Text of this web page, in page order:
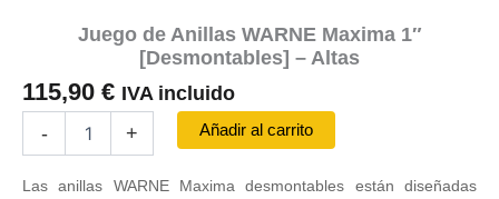
Juego de Anillas WARNE Maxima 1″
[Desmontables] – Altas
115,90 € IVA incluido
-
WARNE
+ Añadir al carrito
Las anillas WARNE Maxima desmontables están diseñadas